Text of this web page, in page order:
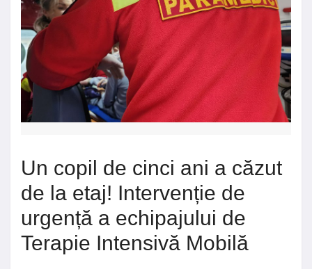
Un copil de cinci ani a căzut
de la etaj! Intervenție de
urgență a echipajului de
Terapie Intensivă Mobilă